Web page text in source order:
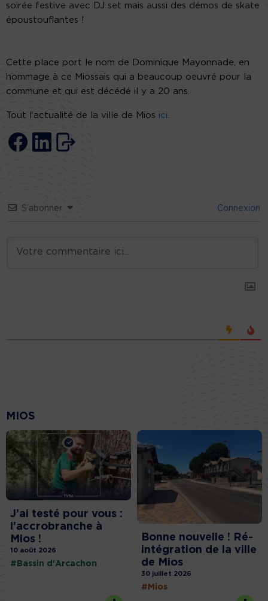
soirée festive avec DJ set mais aussi des démos de skate
époustouflantes !
Cette place port le nom de Dominique Mayonnade, en
hommage à ce Miossais qui a beaucoup oeuvré pour la
commune et qui est décédé il y a 20 ans.
Tout l’actualité de la ville de Mios ici
S’abonner Connexion
MIOS
J’ai testé pour vous :
l’accrobranche à
Mios !
10 août 2026
#Bassin d'Arcachon
Bonne nouvelle ! Ré-
intégration de la ville
de Mios
30 juillet 2026
#Mios